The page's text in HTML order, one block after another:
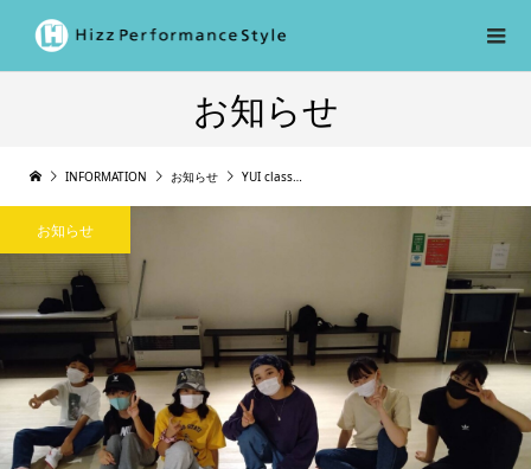
お知らせ
INFORMATION お知らせ YUI class…
お知らせ